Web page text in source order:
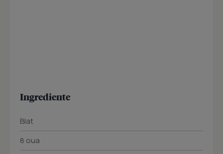
Ingrediente
Blat
8 oua